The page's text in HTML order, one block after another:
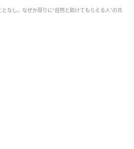
と感じてくれるもの。逆に、
ローをしていないと、周囲は
となし。なぜか周りに“自然と助けてもらえる人”の共